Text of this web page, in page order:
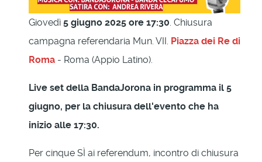
Giovedì 5 giugno 2025 ore 17:30 . Chiusura
campagna referendaria Mun. VII. Piazza dei Re di
Roma - Roma (Appio Latino).
Live set della BandaJorona in programma il 5
giugno, per la chiusura dell'evento che ha
inizio alle 17:30.
Per cinque SÌ ai referendum, incontro di chiusura